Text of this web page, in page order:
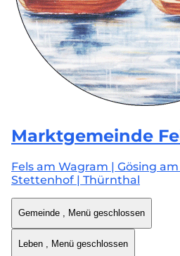
Marktgemeinde
Fels am Wagram | Gösing
Stettenhof | Thürnthal
Gemeinde , Menü geschlossen
Leben , Menü geschlossen